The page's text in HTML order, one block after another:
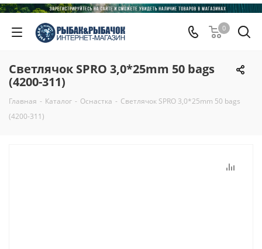
0
Светлячок SPRO 3,0*25mm 50 bags
(4200-311)
Главная - Каталог - Оснастка - Светлячок SPRO 3,0*25mm 50 bags
(4200-311)